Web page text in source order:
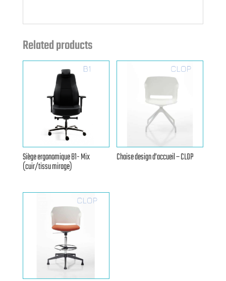
Related products
Siège ergonomique B1- Mix
(cuir/tissu mirage)
Chaise design d’accueil – CLOP